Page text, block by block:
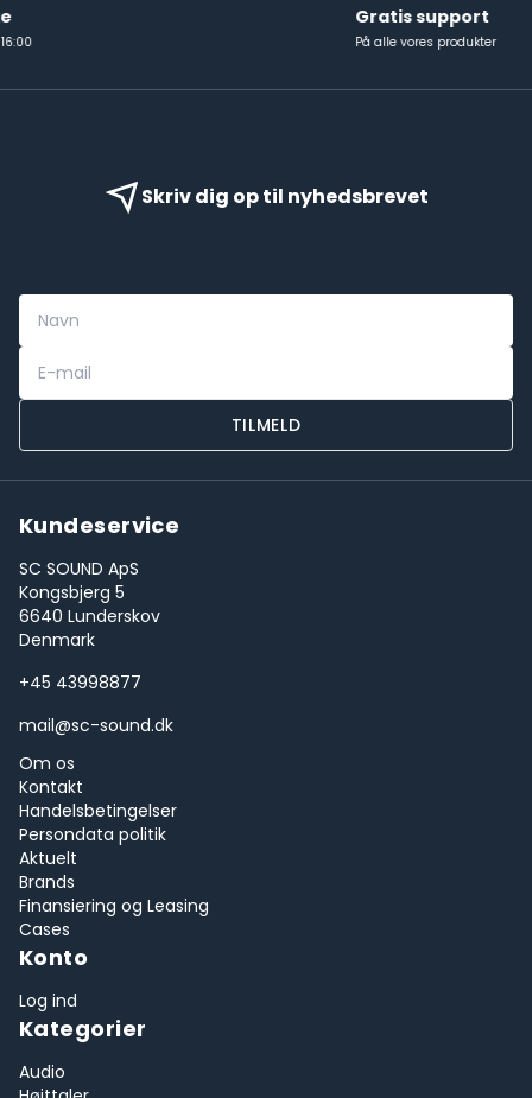
Skriv dig op til nyhedsbrevet
TILMELD
Kundeservice
SC SOUND ApS
Kongsbjerg 5
6640 Lunderskov
Denmark
+45 43998877
mail@sc-sound.dk
Om os
Kontakt
Handelsbetingelser
Persondata politik
Aktuelt
Brands
Finansiering og Leasing
Cases
Konto
Log ind
Kategorier
Audio